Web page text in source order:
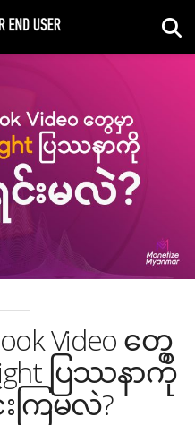
Video တွေ
ပြဿနာကို
ြမလဲ?